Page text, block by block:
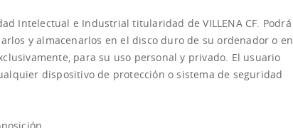
Intelectual e Industrial titularidad de VILLENA CF. Podrá
y almacenarlos en el disco duro de su ordenador o en
para su uso personal y privado. El usuario
dispositivo de protección o sistema de seguridad